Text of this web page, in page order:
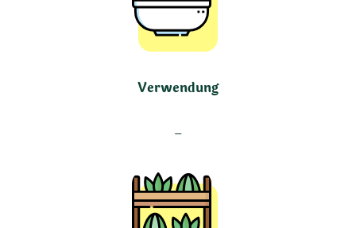
Verwendung
–